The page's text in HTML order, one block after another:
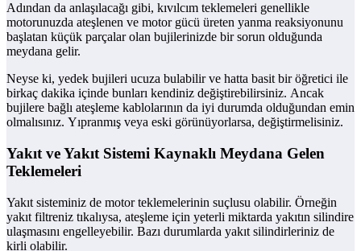
Adından da anlaşılacağı gibi, kıvılcım teklemeleri genellikle
motorunuzda ateşlenen ve motor gücü üreten yanma reaksiyonunu
başlatan küçük parçalar olan bujilerinizde bir sorun olduğunda
meydana gelir.
Neyse ki, yedek bujileri ucuza bulabilir ve hatta basit bir öğretici ile
birkaç dakika içinde bunları kendiniz değiştirebilirsiniz. Ancak
bujilere bağlı ateşleme kablolarının da iyi durumda olduğundan emin
olmalısınız. Yıpranmış veya eski görünüyorlarsa, değiştirmelisiniz.
Yakıt ve Yakıt Sistemi Kaynaklı Meydana Gelen
Teklemeleri
Yakıt sisteminiz de motor teklemelerinin suçlusu olabilir. Örneğin
yakıt filtreniz tıkalıysa, ateşleme için yeterli miktarda yakıtın silindire
ulaşmasını engelleyebilir. Bazı durumlarda yakıt silindirleriniz de
kirli olabilir.